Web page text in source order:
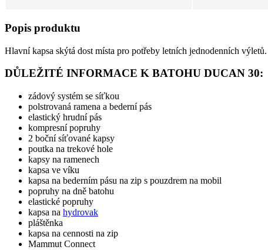
Popis produktu
Hlavní kapsa skýtá dost místa pro potřeby letních jednodenních
DŮLEŽITÉ INFORMACE K BATOHU DUCAN 30:
zádový systém se síťkou
polstrovaná ramena a bederní pás
elastický hrudní pás
kompresní popruhy
2 boční síťované kapsy
poutka na trekové hole
kapsy na ramenech
kapsa ve víku
kapsa na bederním pásu na zip s pouzdrem na mobil
popruhy na dně batohu
elastické popruhy
kapsa na hydrovak
pláštěnka
kapsa na cennosti na zip
Mammut Connect